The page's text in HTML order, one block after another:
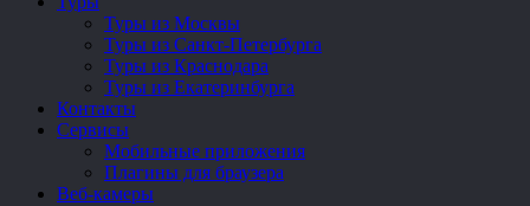
Туры из Москвы
Туры из Санкт-Петербурга
Туры из Краснодара
Туры из Екатеринбурга
Контакты
Сервисы
Мобильные приложения
Плагины для браузера
Веб-камеры